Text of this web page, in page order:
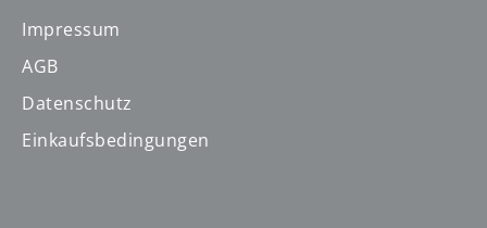
Impressum
AGB
Datenschutz
Einkaufsbedingungen